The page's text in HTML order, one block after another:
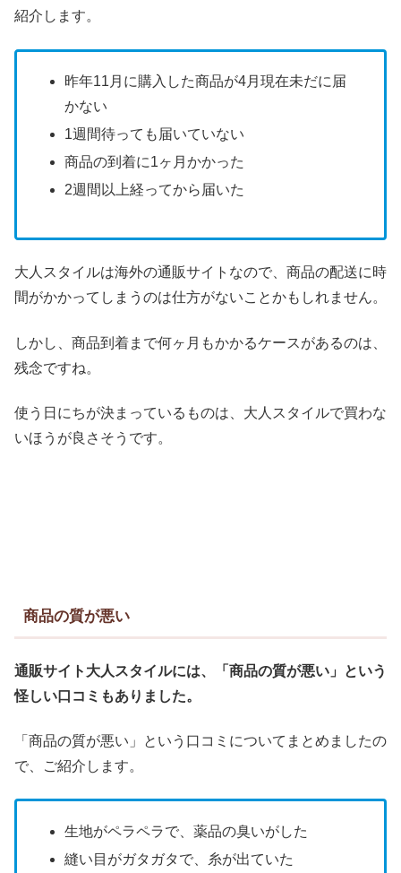
紹介します。
昨年11月に購入した商品が4月現在未だに届
かない
1週間待っても届いていない
商品の到着に1ヶ月かかった
2週間以上経ってから届いた
大人スタイルは海外の通販サイトなので、商品の配送に時
間がかかってしまうのは仕方がないことかもしれません。
しかし、商品到着まで何ヶ月もかかるケースがあるのは、
残念ですね。
使う日にちが決まっているものは、大人スタイルで買わな
いほうが良さそうです。
商品の質が悪い
通販サイト大人スタイルには、「 商品の質が悪い 」という
怪しい口コミもありました。
「商品の質が悪い」という口コミについてまとめましたの
で、ご紹介します。
生地がペラペラで、薬品の臭いがした
縫い目がガタガタで、糸が出ていた